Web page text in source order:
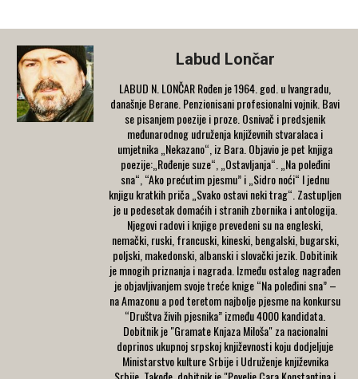
Labud Lončar
LABUD N. LONČAR Rođen je 1964. god. u Ivangradu,
današnje Berane. Penzionisani profesionalni vojnik. Bavi
se pisanjem poezije i proze. Osnivač i predsjenik
međunarodnog udruženja književnih stvaralaca i
umjetnika „Nekazano“, iz Bara. Objavio je pet knjiga
poezije:„Rođenje suze“, „Ostavljanja“. „Na poleđini
sna“, “Ako prećutim pjesmu” i „Sidro noći“ I jednu
knjigu kratkih priča „Svako ostavi neki trag“. Zastupljen
je u pedesetak domaćih i stranih zbornika i antologija.
Njegovi radovi i knjige prevedeni su na engleski,
nemački, ruski, francuski, kineski, bengalski, bugarski,
poljski, makedonski, albanski i slovački jezik. Dobitinik
je mnogih priznanja i nagrada. Između ostalog nagrađen
je objavljivanjem svoje treće knige “Na poleđini sna” –
na Amazonu a pod teretom najbolje pjesme na konkursu
“Društva živih pjesnika” između 4000 kandidata.
Dobitnik je "Gramate Knjaza Miloša" za nacionalni
doprinos ukupnoj srpskoj književnosti koju dodjeljuje
Ministarstvo kulture Srbije i Udruženje književnika